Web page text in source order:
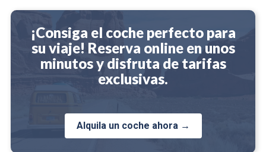
¡Consiga el coche perfecto para
su viaje! Reserva online en unos
minutos y disfruta de tarifas
exclusivas.
Alquila un coche ahora →